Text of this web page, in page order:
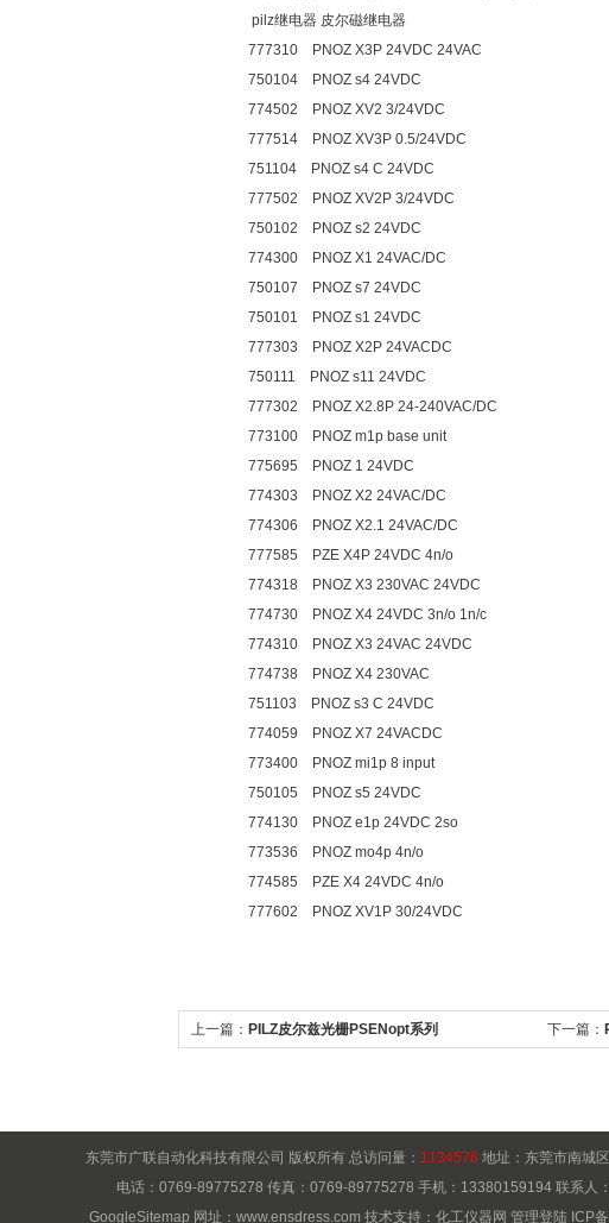
pilz继电器 皮尔磁继电器
777310 PNOZ X3P 24VDC 24VAC
750104 PNOZ s4 24VDC
774502 PNOZ XV2 3/24VDC
777514 PNOZ XV3P 0.5/24VDC
751104 PNOZ s4 C 24VDC
777502 PNOZ XV2P 3/24VDC
750102 PNOZ s2 24VDC
774300 PNOZ X1 24VAC/DC
750107 PNOZ s7 24VDC
750101 PNOZ s1 24VDC
777303 PNOZ X2P 24VACDC
750111 PNOZ s11 24VDC
777302 PNOZ X2.8P 24-240VAC/DC
773100 PNOZ m1p base unit
775695 PNOZ 1 24VDC
774303 PNOZ X2 24VAC/DC
774306 PNOZ X2.1 24VAC/DC
777585 PZE X4P 24VDC 4n/o
774318 PNOZ X3 230VAC 24VDC
774730 PNOZ X4 24VDC 3n/o 1n/c
774310 PNOZ X3 24VAC 24VDC
774738 PNOZ X4 230VAC
751103 PNOZ s3 C 24VDC
774059 PNOZ X7 24VACDC
773400 PNOZ mi1p 8 input
750105 PNOZ s5 24VDC
774130 PNOZ e1p 24VDC 2so
773536 PNOZ mo4p 4n/o
774585 PZE X4 24VDC 4n/o
777602 PNOZ XV1P 30/24VDC
上一篇： PILZ皮尔兹光栅PSENopt系列 下一篇：
东莞市广联自动化科技有限公司 版权所有 总访问量： 1134576 地址：东莞市南城
电话：0769-89775278 传真：0769-89775278 手机：13380159194 联系人
GoogleSitemap 网址： www.ensdress.com 技术支持： 化工仪器网 管理登陆 ICP